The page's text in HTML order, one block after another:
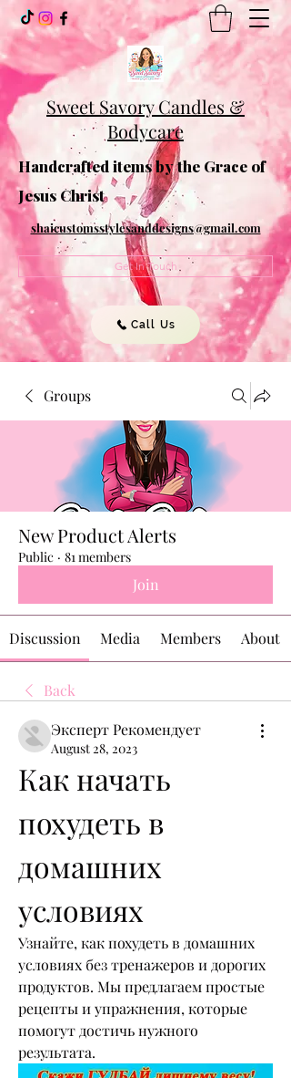
Sweet Savory Candles &
Bodycare
Handcrafted items by the Grace of
Jesus Christ
shaicustomsstylesanddesigns@gmail.com
Get In Touch
Call Us
Groups
New Product Alerts
Public · 81 members
Join
Discussion Media Members About
Back
Эксперт Рекомендует
August 28, 2023
Как начать
похудеть в
домашних
условиях
Узнайте, как похудеть в домашних
условиях без тренажеров и дорогих
продуктов. Мы предлагаем простые
рецепты и упражнения, которые
помогут достичь нужного
результата.